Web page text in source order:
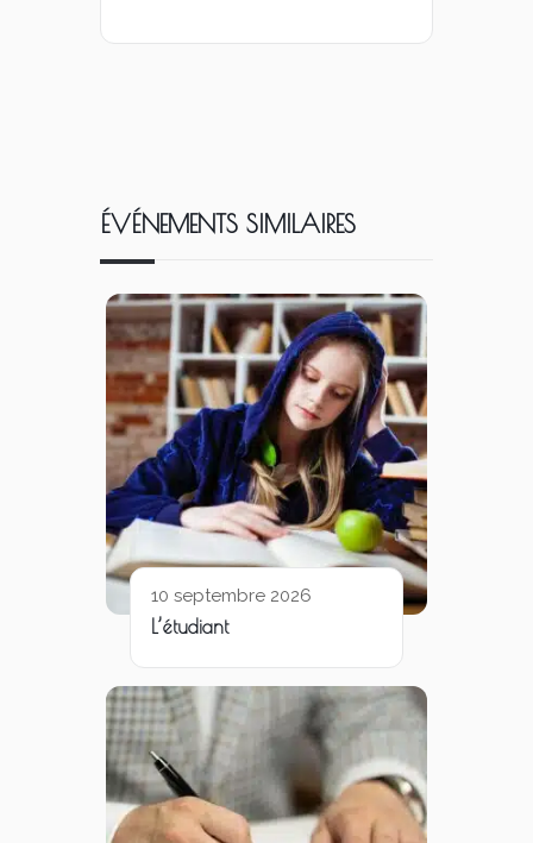
ÉVÉNEMENTS SIMILAIRES
10 septembre 2026
L’étudiant